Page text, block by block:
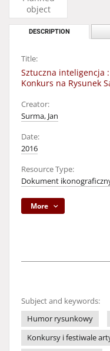
object
DESCRIPTION
Title:
Sztuczna inteligencja
Konkurs na Rysunek
Creator:
Surma, Jan
Date:
2016
Resource Type:
Dokument
More
Subject and keywords:
Humor rysunkowy
Konkursy i festiwale